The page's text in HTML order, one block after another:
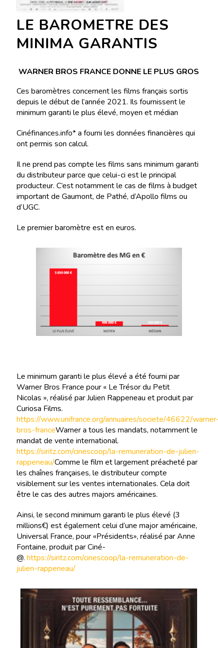
LE BAROMETRE DES
MINIMA GARANTIS
WARNER BROS FRANCE DONNE LE PLUS GROS
Ces baromètres concernent les films français sortis
depuis le début de l’année 2021. Ils fournissent le
minimum garanti le plus élevé, moyen et médian
Cinéfinances.info* a fourni les données financières qui
ont permis son calcul.
Il ne prend pas compte les films sans minimum garanti
du distributeur parce que celui-ci est le principal
producteur. C’est notamment le cas de films à budget
important de Gaumont, de Pathé, d’Apollo films ou
d’UGC.
Le premier baromètre est en euros.
Le minimum garanti le plus élevé a été fourni par
Warner Bros France pour « Le Trésor du Petit
Nicolas », réalisé par Julien Rappeneau et produit par
Curiosa Films.
https://www.unifrance.org/annuaires/societe/46622/
bros-franceWarner a tous les mandats, notamment le
mandat de vente international.
https://siritz.com/cinescoop/la-remuneration-de-julien-
rappeneau/Comme le film et largement préacheté par
les chaînes françaises, le distributeur compte
visiblement sur les ventes internationales. Cela doit
être le cas des autres majors américaines.
Ainsi, le second minimum garanti le plus élevé (3
millions€) est également celui d’une major américaine,
Universal France, pour «Présidents», réalisé par Anne
Fontaine, produit par Ciné-
@. https://siritz.com/cinescoop/la-remuneration-de-
julien-rappeneau/